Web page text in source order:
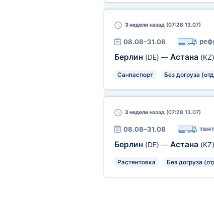
3 неделиназад (07:28 13.07)
08.08–31.08
Берлин (DE) — Астана (KZ)
Санпаспорт Без догруза
3 неделиназад (07:28 13.07)
08.08–31.08 тент
Берлин (DE) — Астана (KZ)
Растентовка Без догруза